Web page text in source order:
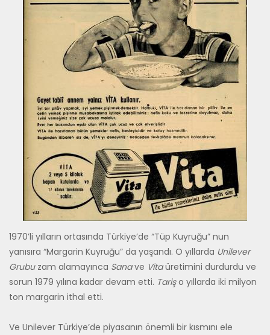
1970’li yılların ortasında Türkiye’de “Tüp Kuyruğu” nun
yanısıra “Margarin Kuyruğu” da yaşandı. O yıllarda Unilever
Grubuzam alamayınca Sanave Vitaüretimini durdurdu ve
sorun 1979 yılına kadar devam etti. Tarişo yıllarda iki milyon
ton margarin ithal etti.
Ve Unilever Türkiye’de piyasanın önemli bir kısmını ele